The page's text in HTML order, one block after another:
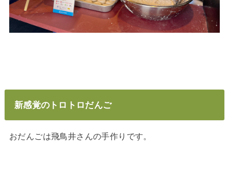
新感覚のトロトロだんご
おだんごは飛鳥井さんの手作りです。